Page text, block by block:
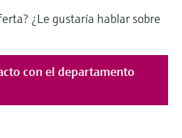
¿Le gustaría hablar sobre
con el departamento